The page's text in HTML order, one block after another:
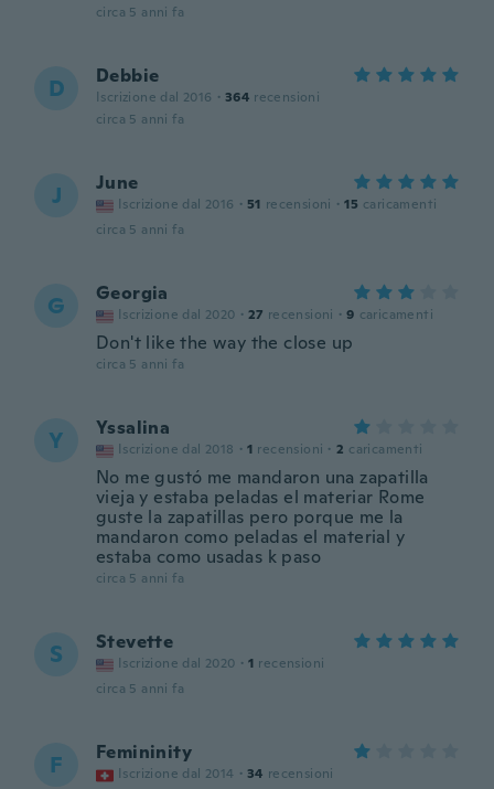
circa 5 anni fa
D Debbie
Iscrizione dal 2016 · 364 recensioni
circa 5 anni fa
J June
Iscrizione dal 2016 · 51 recensioni · 15 caricamenti
circa 5 anni fa
G Georgia
Iscrizione dal 2020 · 27 recensioni · 9 caricamenti
Don't like the way the close up
circa 5 anni fa
Y Yssalina
Iscrizione dal 2018 · 1 recensioni · 2 caricamenti
No me gustó me mandaron una zapatilla
vieja y estaba peladas el materiar Rome
guste la zapatillas pero porque me la
mandaron como peladas el material y
estaba como usadas k paso
circa 5 anni fa
S Stevette
Iscrizione dal 2020 · 1 recensioni
circa 5 anni fa
F Femininity
Iscrizione dal 2014 · 34 recensioni